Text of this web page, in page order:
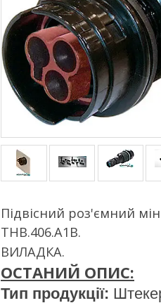
Підвісний роз'ємний
THB.406.A1B.
ВИЛАДКА.
ОСТАНИЙ ОПИС:
Тип продукції: